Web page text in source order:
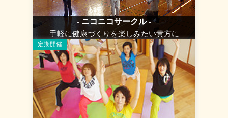
- ニコニコサークル -
手軽に健康づくりを楽しみたい貴方に
定期開催